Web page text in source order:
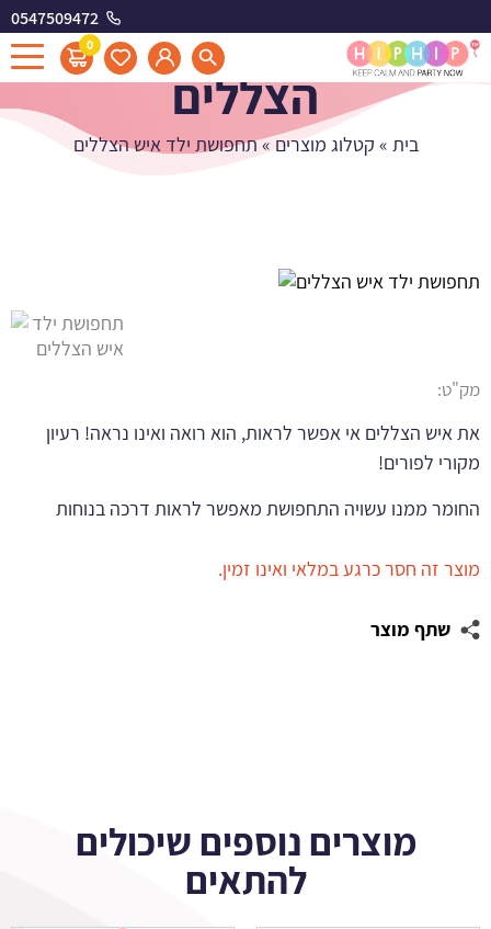
0547509472
0
תחפושת ילד איש
הצללים
בית » קטלוג מוצרים»תחפושת ילד איש הצללים
מוצר זה חסר כרגע במלאי ואינו זמין.
שתף מוצר
מק"ט:
את איש הצללים אי אפשר לראות, הוא רואה ואינו נראה! רעיון
מקורי לפורים!
החומר ממנו עשויה התחפושת מאפשר לראות דרכה בנוחות
מוצרים נוספים שיכולים
להתאים